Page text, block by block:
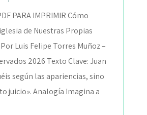
PARA IMPRIMIR Cómo
de Nuestras Propias
Luis Felipe Torres Muñoz –
2026 Texto Clave: Juan
según las apariencias, sino
juicio». Analogía Imagina a